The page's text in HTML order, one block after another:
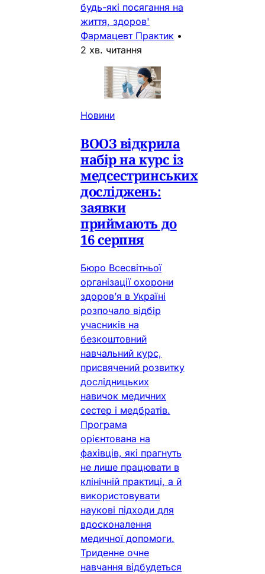
будь-які посягання на
життя, здоров'
Фармацевт Практик •
2 хв. читання
Новини
ВООЗ відкрила
набір на курс із
медсестринських
досліджень:
заявки
приймають до
16 серпня
Бюро Всесвітньої
організації охорони
здоров’я в Україні
розпочало відбір
учасників на
безкоштовний
навчальний курс,
присвячений розвитку
дослідницьких
навичок медичних
сестер і медбратів.
Програма
орієнтована на
фахівців, які прагнуть
не лише працювати в
клінічній практиці, а й
використовувати
наукові підходи для
вдосконалення
медичної допомоги.
Триденне очне
навчання відбудеться